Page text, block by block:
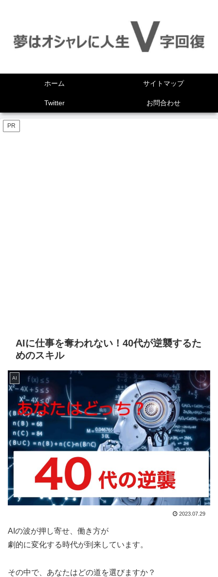
ホーム サイトマップ
Twitter お問合わせ
PR
AIに仕事を奪われない！40代が逆襲するた
めのスキル
AI
2023.07.29
AIの波が押し寄せ、働き方が
劇的に変化する時代が到来しています。
その中で、あなたはどの道を選びますか？